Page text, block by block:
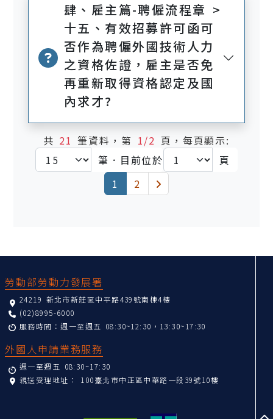
肆、雇主篇-聘僱流程章 >
十五、有效招募許可函可
否作為聘僱外國技術人力
之資格佐證，雇主是否免
再重新取得資格認定及國
內求才?
共 21筆資料，第 1/2 頁，每頁顯示:
筆．目前位於
頁
1
(current)
2 下一頁
勞動部勞動力發展署
24219 新北市新莊區中平路439號南棟4樓
(02)8995-6000
服務時間：週一至週五 08:30~12:30，13:30~17:30
外國人申請業務服務
週一至週五 08:30~17:30
親送受理地址： 100臺北市中正區中華路一段39號10樓